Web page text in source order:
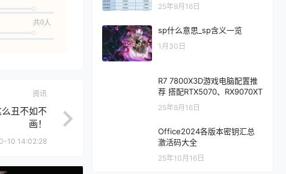
共0人
资讯
丑不如不
画！
10 14:02:28
25年9月16日
sp什么意思_sp含义一览
1月30日
R7 7800X3D游戏电脑配置推
荐 搭配RTX5070、RX9070XT
25年9月16日
Office2024各版本密钥汇总
激活码大全
25年10月16日